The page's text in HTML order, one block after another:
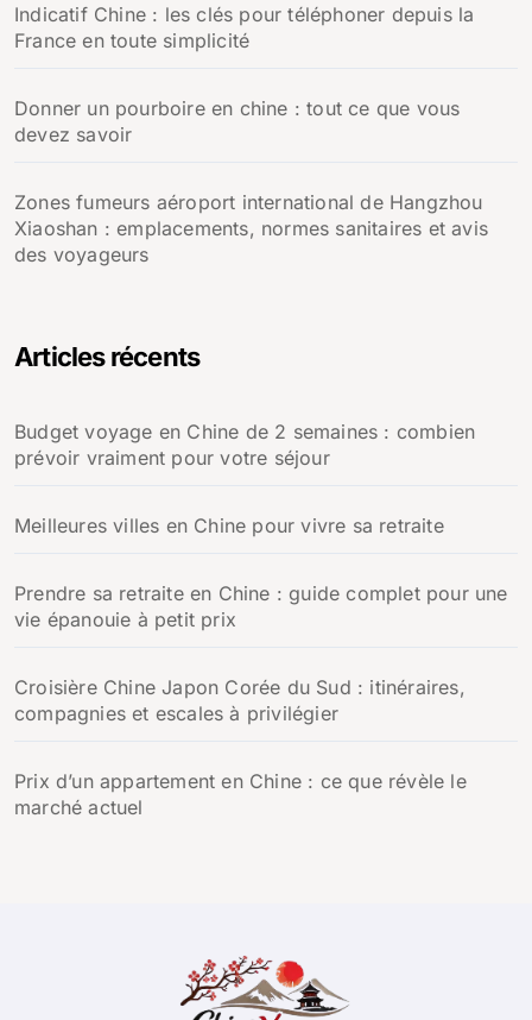
Indicatif Chine : les clés pour téléphoner depuis la
France en toute simplicité
Donner un pourboire en chine : tout ce que vous
devez savoir
Zones fumeurs aéroport international de Hangzhou
Xiaoshan : emplacements, normes sanitaires et avis
des voyageurs
Articles récents
Budget voyage en Chine de 2 semaines : combien
prévoir vraiment pour votre séjour
Meilleures villes en Chine pour vivre sa retraite
Prendre sa retraite en Chine : guide complet pour une
vie épanouie à petit prix
Croisière Chine Japon Corée du Sud : itinéraires,
compagnies et escales à privilégier
Prix d’un appartement en Chine : ce que révèle le
marché actuel